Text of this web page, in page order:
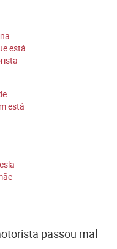
está
está
passou mal